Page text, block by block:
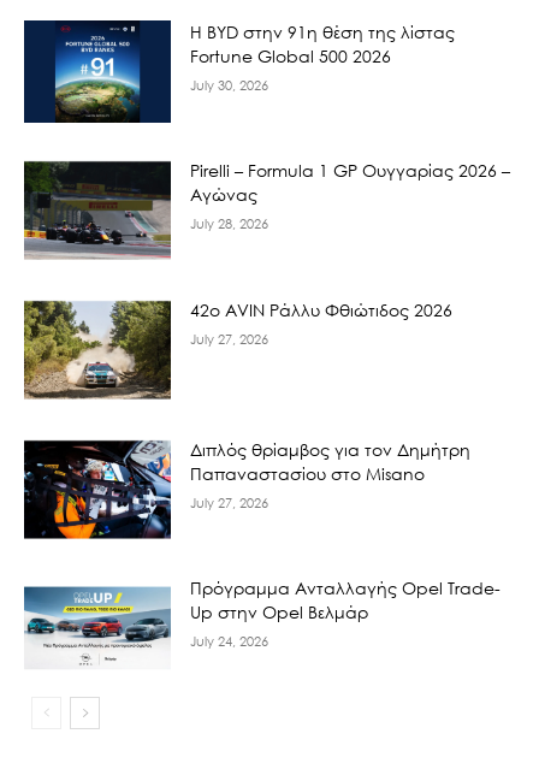
Η BYD στην 91η θέση της λίστας
Fortune Global 500 2026
July 30, 2026
Pirelli – Formula 1 GP Ουγγαρίας 2026 –
Αγώνας
July 28, 2026
42ο AVIN Ράλλυ Φθιώτιδος 2026
July 27, 2026
Διπλός θρίαμβος για τον Δημήτρη
Παπαναστασίου στο Misano
July 27, 2026
Πρόγραμμα Ανταλλαγής Opel Trade-
Up στην Opel Βελμάρ
July 24, 2026